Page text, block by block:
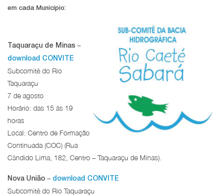
em cada Município:
Taquaraçu de Minas –
download CONVITE
Subcomitê do Rio
Taquaraçu
7 de agosto
Horário: das 15 às 19
horas
Local: Centro de Formação
Continuada (COC) (Rua
Cândido Lima, 182, Centro – Taquaraçu de Minas).
Nova União – download CONVITE
Subcomitê do Rio Taquaraçu